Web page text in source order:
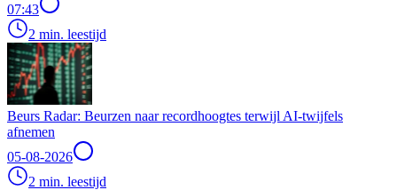
07:43
2 min. leestijd
Beurs Radar: Beurzen naar recordhoogtes terwijl AI-twijfels
afnemen
05-08-2026
2 min. leestijd